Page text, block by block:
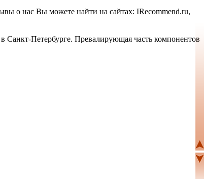
о нас Вы можете найти на сайтах: IRecommend.ru,
Санкт-Петербурге. Превалирующая часть компонентов